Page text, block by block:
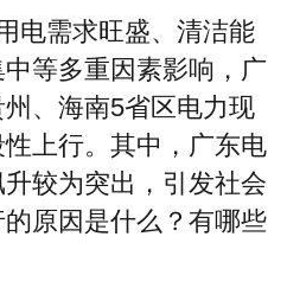
电需求旺盛、清洁能
等多重因素影响，广
、海南5省区电力现
上行。其中，广东电
较为突出，引发社会
原因是什么？有哪些